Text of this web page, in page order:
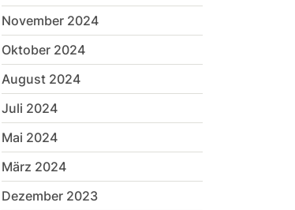
November 2024
Oktober 2024
August 2024
Juli 2024
Mai 2024
März 2024
Dezember 2023